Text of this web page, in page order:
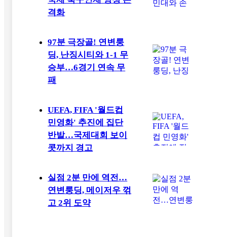
격화
97분 극장골! 연변룽
딩, 난징시티와 1-1 무
승부…6경기 연속 무
패
UEFA, FIFA '월드컵
민영화' 추진에 집단
반발…국제대회 보이
콧까지 경고
실점 2분 만에 역전…
연변룽딩, 메이저우 꺾
고 2위 도약